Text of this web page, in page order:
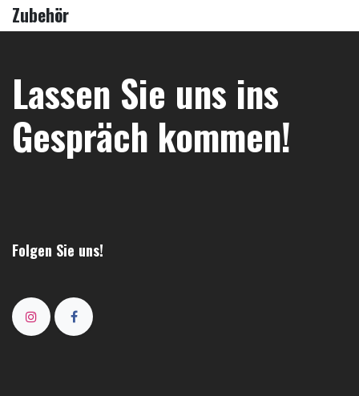
Zubehör
Lassen Sie uns ins
Gespräch kommen!
Folgen Sie uns!